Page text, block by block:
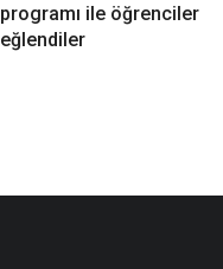
programı ile öğrenciler
eğlendiler